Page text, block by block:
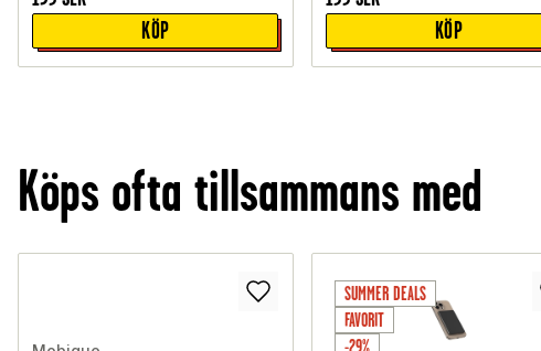
KÖP
KÖP
Köps ofta tillsammans med
SUMMER DEALS
FAVORIT